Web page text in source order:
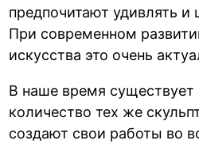
предпочитают удивлять и
При современном
искусства это очень
В наше время существует
количество тех же
создают свои работы во